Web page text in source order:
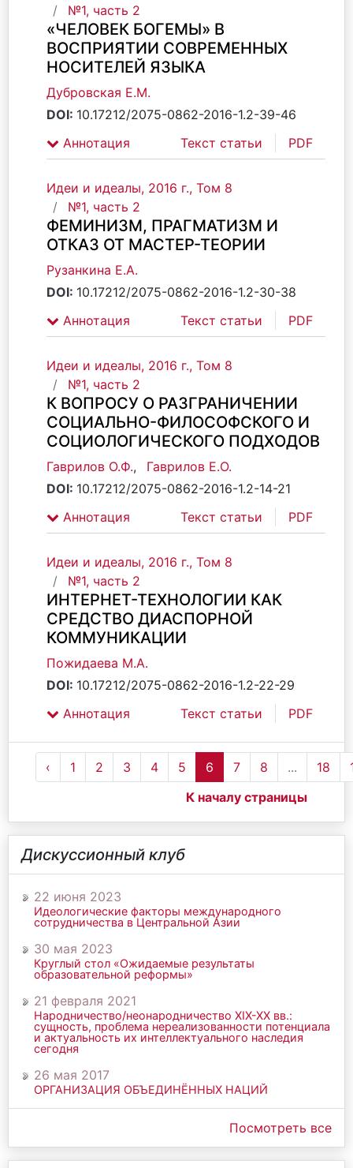
№1, часть 2
«ЧЕЛОВЕК БОГЕМЫ» В
ВОСПРИЯТИИ СОВРЕМЕННЫХ
НОСИТЕЛЕЙ ЯЗЫКА
Дубровская Е.М.
DOI: 10.17212/2075-0862-2016-1.2-39-46
Аннотация
Текст статьи PDF
Идеи и идеалы, 2016 г., Том 8
№1, часть 2
ФЕМИНИЗМ, ПРАГМАТИЗМ И
ОТКАЗ ОТ МАСТЕР-ТЕОРИИ
Рузанкина Е.А.
DOI: 10.17212/2075-0862-2016-1.2-30-38
Аннотация
Текст статьи PDF
Идеи и идеалы, 2016 г., Том 8
№1, часть 2
К ВОПРОСУ О РАЗГРАНИЧЕНИИ
СОЦИАЛЬНО-ФИЛОСОФСКОГО И
СОЦИОЛОГИЧЕСКОГО ПОДХОДОВ
Гаврилов О.Ф.,
Гаврилов Е.О.
DOI: 10.17212/2075-0862-2016-1.2-14-21
Аннотация
Текст статьи PDF
Идеи и идеалы, 2016 г., Том 8
№1, часть 2
ИНТЕРНЕТ-ТЕХНОЛОГИИ КАК
СРЕДСТВО ДИАСПОРНОЙ
КОММУНИКАЦИИ
Пожидаева М.А.
DOI: 10.17212/2075-0862-2016-1.2-22-29
Аннотация
Текст статьи PDF
‹ 1 2 3 4 5 6 7 8 ... 18
К началу страницы
Дискуссионный клуб
22 июня 2023
Идеологические факторы международного
сотрудничества в Центральной Азии
30 мая 2023
Круглый стол «Ожидаемые результаты
образовательной реформы»
21 февраля 2021
Народничество/неонародничество ХIХ-ХХ вв.:
сущность, проблема нереализованности потенциала
и актуальность их интеллектуального наследия
сегодня
26 мая 2017
ОРГАНИЗАЦИЯ ОБЪЕДИНЁННЫХ НАЦИЙ
Посмотреть все